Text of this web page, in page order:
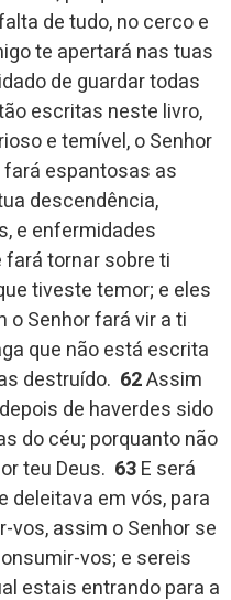
de tudo, no cerco e
te apertará nas tuas
de guardar todas
escritas neste livro,
e temível, o Senhor
fará espantosas as
descendência,
e enfermidades
fará tornar sobre ti
tiveste temor; e eles
o Senhor fará vir a ti
que não está escrita
destruído. 62Assim
de haverdes sido
do céu; porquanto não
teu Deus. 63E será
deleitava em vós, para
assim o Senhor se
vos; e sereis
estais entrando para a